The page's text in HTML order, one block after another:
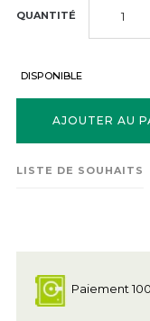
QUANTITÉ
DISPONIBLE
AJOUTER AU
LISTE DE SOUHAITS
Paiement